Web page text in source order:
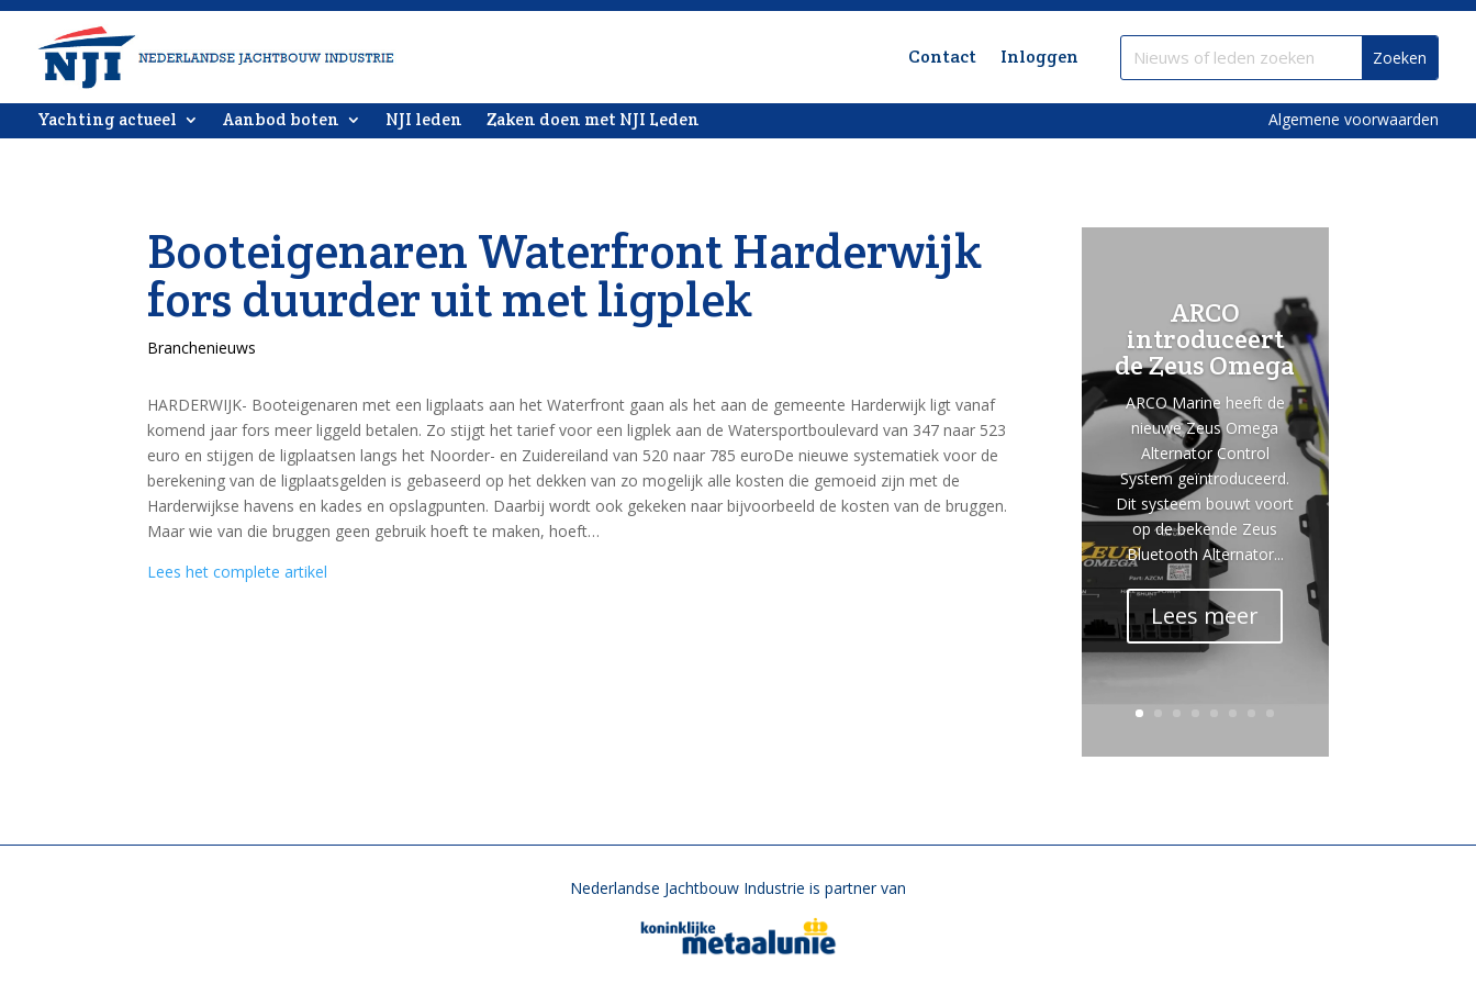
Contact Inloggen
Yachting actueel Aanbod boten NJI leden Zaken doen met NJI Leden Algemene voorwaarden
Booteigenaren Waterfront Harderwijk
fors duurder uit met ligplek
Branchenieuws
HARDERWIJK- Booteigenaren met een ligplaats aan het Waterfront gaan als het aan de gemeente Harderwijk ligt vanaf
komend jaar fors meer liggeld betalen. Zo stijgt het tarief voor een ligplek aan de Watersportboulevard van 347 naar 523
euro en stijgen de ligplaatsen langs het Noorder- en Zuidereiland van 520 naar 785 euroDe nieuwe systematiek voor de
berekening van de ligplaatsgelden is gebaseerd op het dekken van zo mogelijk alle kosten die gemoeid zijn met de
Harderwijkse havens en kades en opslagpunten. Daarbij wordt ook gekeken naar bijvoorbeeld de kosten van de bruggen.
Maar wie van die bruggen geen gebruik hoeft te maken, hoeft…
Lees het complete artikel
ARCO
introduceert
de Zeus Omega
ARCO Marine heeft de
nieuwe Zeus Omega
Alternator Control
System geïntroduceerd.
Dit systeem bouwt voort
op de bekende Zeus
Bluetooth Alternator...
Lees meer
Nederlandse Jachtbouw Industrie is partner van